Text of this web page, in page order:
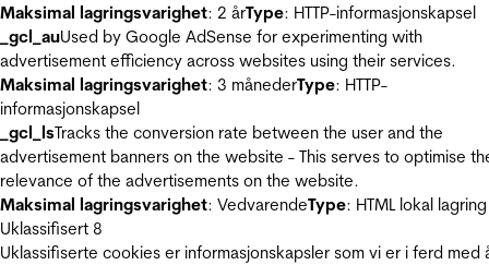
Maksimal lagringsvarighet: 2 årType: HTTP-informasjonskapsel
_gcl_auUsed by Google AdSense for experimenting with
advertisement efficiency across websites using their services.
Maksimal lagringsvarighet: 3 månederType: HTTP-
informasjonskapsel
_gcl_lsTracks the conversion rate between the user and the
advertisement banners on the website - This serves to optimise
relevance of the advertisements on the website.
Maksimal lagringsvarighet: VedvarendeType: HTML lokal lagring
Uklassifisert 8
Uklassifiserte cookies er informasjonskapsler som vi er i ferd med